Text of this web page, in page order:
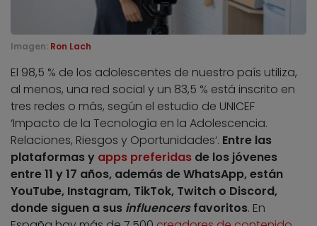
Imagen: Ron Lach
El 98,5 % de los adolescentes de nuestro país utiliza,
al menos, una red social y un 83,5 % está inscrito en
tres redes o más, según el estudio de UNICEF
‘Impacto de la Tecnología en la Adolescencia.
Relaciones, Riesgos y Oportunidades‘. Entre las
plataformas y apps preferidas de los jóvenes
entre 11 y 17 años, además de WhatsApp, están
YouTube, Instagram, TikTok, Twitch o Discord,
donde siguen a sus influencersfavoritos. En